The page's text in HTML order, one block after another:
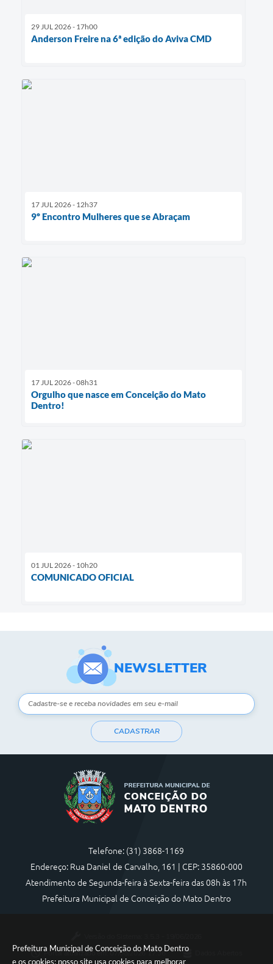
Prefeitura Municipal de Conceição do Mato Dentro
e os cookies: nosso site usa cookies para melhorar
29 JUL 2026 - 17h00
Anderson Freire na 6ª edição do Aviva CMD
17 JUL 2026 - 12h37
9º Encontro Mulheres que se Abraçam
17 JUL 2026 - 08h31
Orgulho que nasce em Conceição do Mato
Dentro!
01 JUL 2026 - 10h20
COMUNICADO OFICIAL
NEWSLETTER
CADASTRAR
Telefone: (31) 3868-1169
Endereço: Rua Daniel de Carvalho, 161 | CEP: 35860-000
Atendimento de Segunda-feira à Sexta-feira das 08h às 17h
Prefeitura Municipal de Conceição do Mato Dentro
Portal atualizado em:07/08/2026 17:36